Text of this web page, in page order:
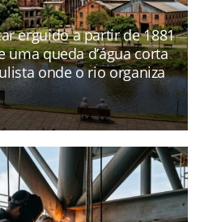
erguido a partir de 1881
queda d’água corta
onde o rio organiza